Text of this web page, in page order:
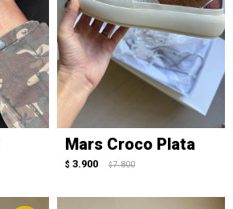
Mars Croco Plata
$ 3.900 $ 7.800